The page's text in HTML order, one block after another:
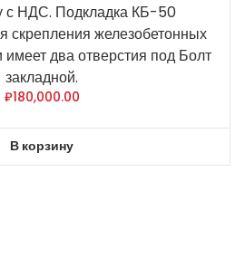
с НДС. Подкладка КБ-50
скрепления железобетонных
два отверстия под Болт
закладной.
₽180,000.00
В корзину